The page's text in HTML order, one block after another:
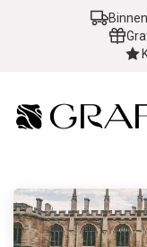
Overslaan naar inhoud